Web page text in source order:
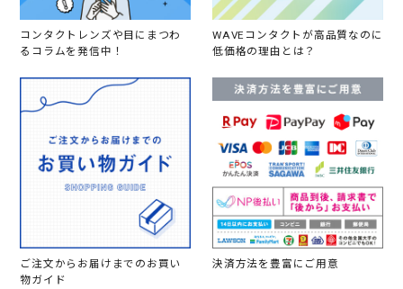
コンタクトレンズや目にまつわ
るコラムを発信中！
WAVEコンタクトが高品質なのに
低価格の理由とは？
ご注文からお届けまでのお買い
物ガイド
決済方法を豊富にご用意